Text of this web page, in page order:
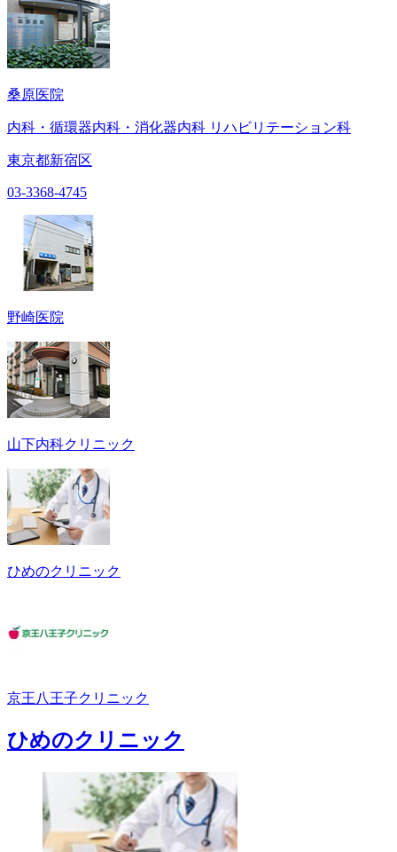
桑原医院
内科・循環器内科・消化器内科 リハビリテーション科
東京都新宿区
03-3368-4745
野崎医院
山下内科クリニック
ひめのクリニック
京王八王子クリニック
ひめのクリニック